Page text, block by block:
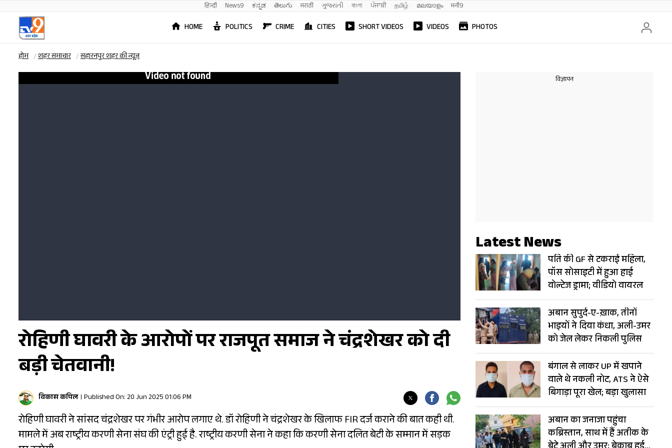
हिन्दी News9 ಕನ್ನಡ తెలుగు मराठी ગુજરાતી বাংলা ਪੰਜਾਬੀ தமிழ் മലയാളം मनी9
HOME POLITICS CRIME CITIES SHORT VIDEOS VIDEOS PHOTOS
होम शहर समाचार सहारनपुर शहर की न्यूज़
रोहिणी घावरी के आरोपों पर राजपूत समाज ने चंद्रशेखर को दी
बड़ी चेतवानी!
विकास कपिल Published On: 20 Jun 2025 01:06 PM
रोहिणी घावरी ने सांसद चंद्रशेखर पर गंभीर आरोप लगाए थे. डॉ रोहिणी ने चंद्रशेखर के खिलाफ FIR दर्ज कराने की बात कही थी.
मामले में अब राष्ट्रीय करणी सेना संघ की एंट्री हुई है. राष्ट्रीय करणी सेना ने कहा कि करणी सेना दलित बेटी के सम्मान में सड़क
Latest News
पति की GF से टकराई महिला,
पॉस सोसाइटी में हुआ हाई
वोल्टेज ड्रामा; वीडियो वायरल
अबान सुपुर्द-ए-ख़ाक, तीनों
भाइयों ने दिया कंधा, अली-उमर
को जेल लेकर निकली पुलिस
बंगाल से लाकर UP में खपाने
वाले थे नकली नोट, ATS ने ऐसे
बिगाड़ा पूरा खेल; बड़ा खुलासा
अबान का जनाजा पहुंचा
कब्रिस्तान, साथ में हैं अतीक के